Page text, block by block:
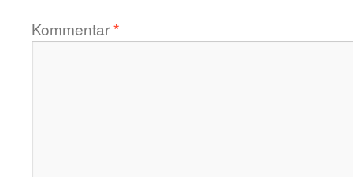
Kommentar*